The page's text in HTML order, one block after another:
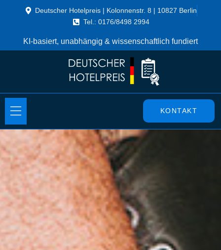
Deutscher Hotelpreis | Kolonnenstr. 8 | 10827 Berlin
Tel.: 0176/8498 2994
KI-basiert, unabhängig & wissenschaftlich fundiert
KONTAKT